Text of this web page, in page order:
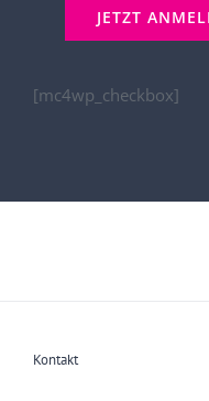
[mc4wp_checkbox]
Kontakt